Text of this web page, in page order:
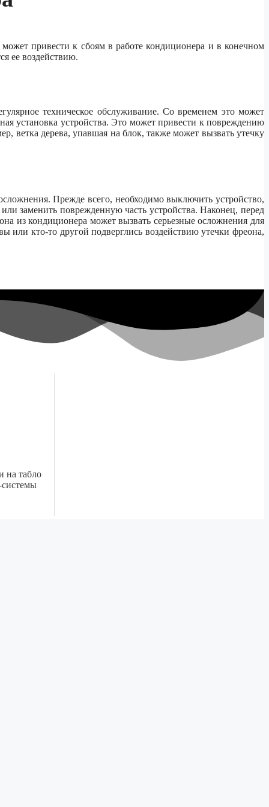
привести к сбоям в работе кондиционера и в конечном
ее воздействию.
техническое обслуживание. Со временем это может
установка устройства. Это может привести к повреждению
ветка дерева, упавшая на блок, также может вызвать утечку
Прежде всего, необходимо выключить устройство,
заменить поврежденную часть устройства. Наконец, перед
из кондиционера может вызвать серьезные осложнения для
или кто-то другой подверглись воздействию утечки фреона,
на табло